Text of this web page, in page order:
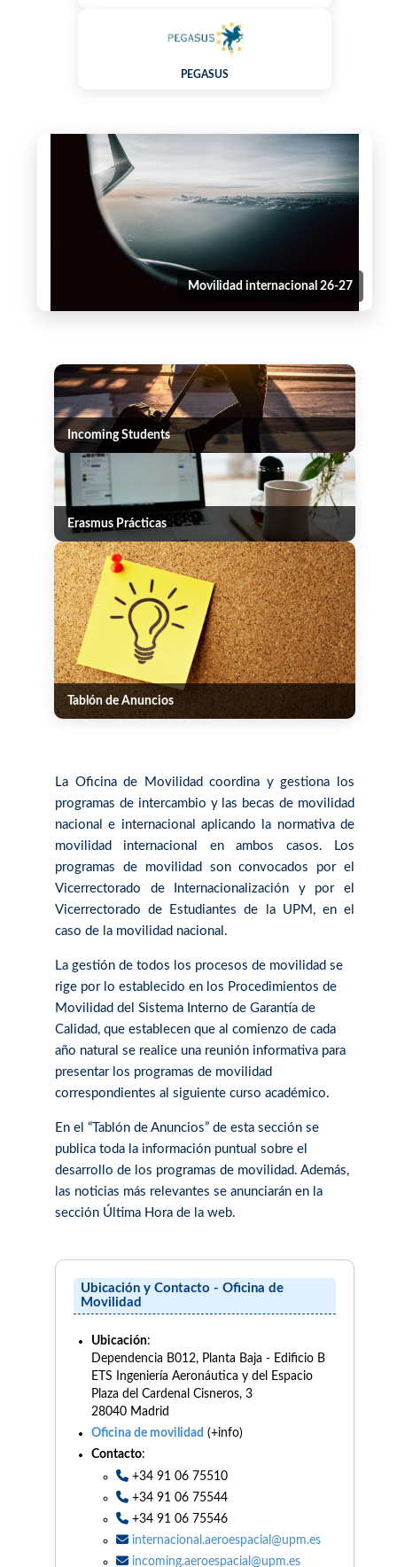
PEGASUS
Movilidad internacional 26-27
Incoming Students
Erasmus Prácticas
Tablón de Anuncios
La Oficina de Movilidad coordina y gestiona los
programas de intercambio y las becas de movilidad
nacional e internacional aplicando la normativa de
movilidad internacional en ambos casos. Los
programas de movilidad son convocados por el
Vicerrectorado de Internacionalización y por el
Vicerrectorado de Estudiantes de la UPM, en el
caso de la movilidad nacional.
La gestión de todos los procesos de movilidad se
rige por lo establecido en los Procedimientos de
Movilidad del Sistema Interno de Garantía de
Calidad, que establecen que al comienzo de cada
año natural se realice una reunión informativa para
presentar los programas de movilidad
correspondientes al siguiente curso académico.
En el “Tablón de Anuncios” de esta sección se
publica toda la información puntual sobre el
desarrollo de los programas de movilidad. Además,
las noticias más relevantes se anunciarán en la
sección Última Hora de la web.
Ubicación y Contacto - Oficina de
Movilidad
Ubicación:
Dependencia B012, Planta Baja - Edificio B
ETS Ingeniería Aeronáutica y del Espacio
Plaza del Cardenal Cisneros, 3
28040 Madrid
Oficina de movilidad (+info)
Contacto:
+34 91 06 75510
+34 91 06 75544
+34 91 06 75546
internacional.aeroespacial@upm.es
incoming.aeroespacial@upm.es